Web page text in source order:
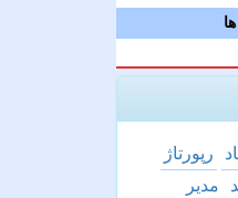
رپورتاژ
مدیر